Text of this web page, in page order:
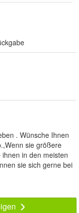
. Wünsche Ihnen
sie größere
in den meisten
sie sich gerne bei